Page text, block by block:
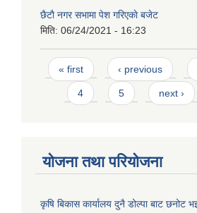
छैटाै नगर सभामा पेश गरिएकाे बजेट
मिति: 06/24/2021 - 16:23
Pages
« first ‹ previous
4 5 next ›
योजना तथा परियोजना
कृषि बिकास कार्यालय दुनै डोल्पा बाट छनोट